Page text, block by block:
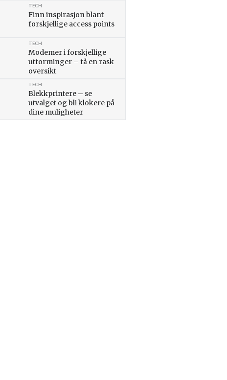
Finn inspirasjon blant
forskjellige access points
TECH
Modemer i forskjellige
utforminger – få en rask
oversikt
TECH
Blekkprintere – se
utvalget og bli klokere på
dine muligheter
TECH